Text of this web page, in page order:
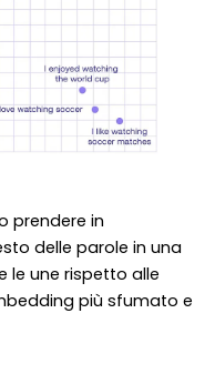
prendere in
delle parole in una
le une rispetto alle
più sfumato e